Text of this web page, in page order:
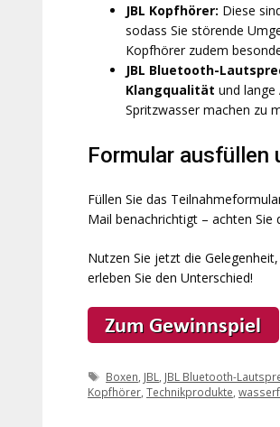
JBL Kopfhörer: Diese
sodass Sie störende
Kopfhörer zudem
JBL Bluetooth-
Klangqualität und lange
Spritzwasser machen zu
Formular ausfüllen
Füllen Sie das
Mail benachrichtigt – achten Sie
Nutzen Sie jetzt die
erleben Sie den Unterschied!
Schlagwörter
Boxen, JBL, JBL Bluetooth-
Kopfhörer, Technikprodukte,